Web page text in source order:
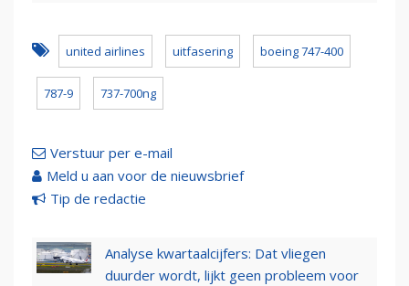
united airlines uitfasering boeing 747-400
787-9 737-700ng
Verstuur per e-mail
Meld u aan voor de nieuwsbrief
Tip de redactie
Analyse kwartaalcijfers: Dat vliegen
duurder wordt, lijkt geen probleem voor